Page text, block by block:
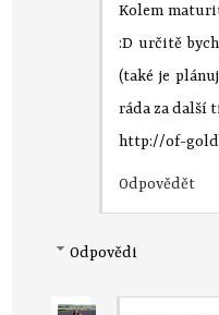
Kolem
:D určitě
(také je
ráda za další
http://of-
Odpovědět
Odpovědi